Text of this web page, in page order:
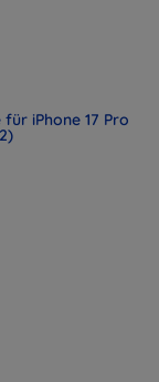
iPhone 17 Pro